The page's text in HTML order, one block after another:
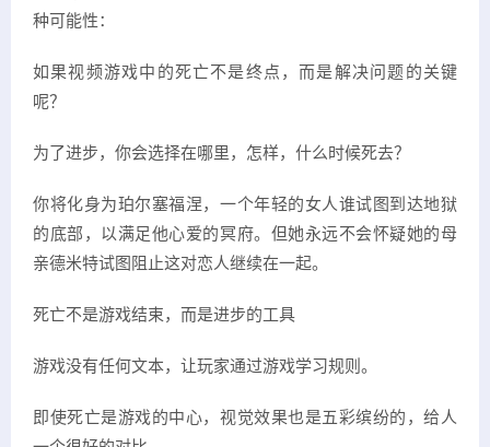
种可能性：
如果视频游戏中的死亡不是终点，而是解决问题的关键
呢？
为了进步，你会选择在哪里，怎样，什么时候死去？
你将化身为珀尔塞福涅，一个年轻的女人谁试图到达地狱
的底部，以满足他心爱的冥府。但她永远不会怀疑她的母
亲德米特试图阻止这对恋人继续在一起。
死亡不是游戏结束，而是进步的工具
游戏没有任何文本，让玩家通过游戏学习规则。
即使死亡是游戏的中心，视觉效果也是五彩缤纷的，给人